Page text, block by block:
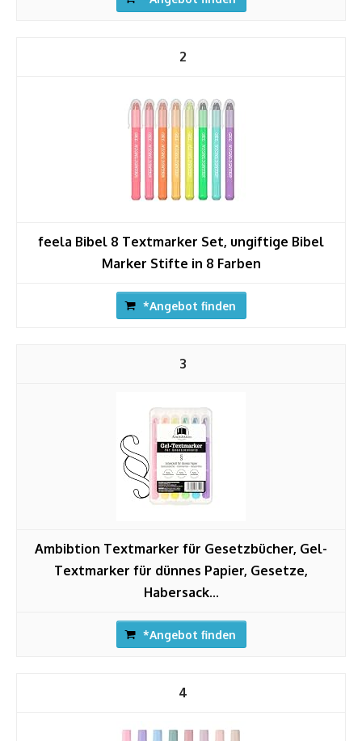
2
feela Bibel 8 Textmarker Set, ungiftige Bibel
Marker Stifte in 8 Farben
*Angebot finden
3
Ambibtion Textmarker für Gesetzbücher, Gel-
Textmarker für dünnes Papier, Gesetze,
Habersack...
*Angebot finden
4